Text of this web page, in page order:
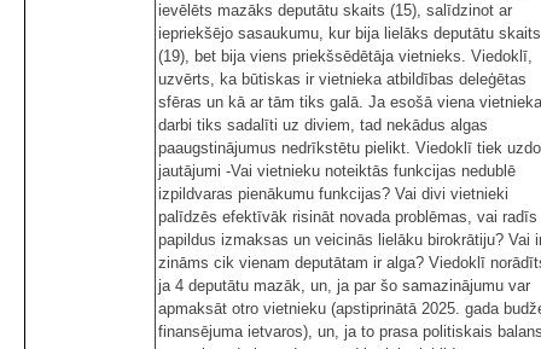
ievēlēts mazāks deputātu skaits (15), salīdzinot ar
iepriekšējo sasaukumu, kur bija lielāks deputātu skaits
(19), bet bija viens priekšsēdētāja vietnieks. Viedoklī,
uzvērts, ka būtiskas ir vietnieka atbildības deleģētas
sfēras un kā ar tām tiks galā. Ja esošā viena vietnieka
darbi tiks sadalīti uz diviem, tad nekādus algas
paaugstinājumus nedrīkstētu pielikt. Viedoklī tiek
jautājumi -Vai vietnieku noteiktās funkcijas nedublē
izpildvaras pienākumu funkcijas? Vai divi vietnieki
palīdzēs efektīvāk risināt novada problēmas, vai radīs
papildus izmaksas un veicinās lielāku birokrātiju? Vai
zināms cik vienam deputātam ir alga? Viedoklī
ja 4 deputātu mazāk, un, ja par šo samazinājumu var
apmaksāt otro vietnieku (apstiprinātā 2025. gada
finansējuma ietvaros), un, ja to prasa politiskais